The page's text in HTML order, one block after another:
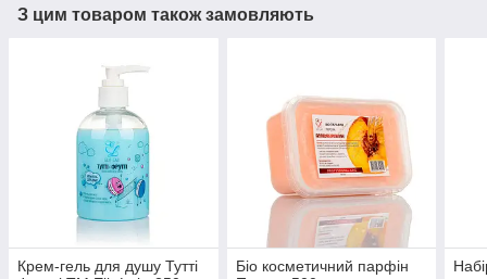
З цим товаром також замовляють
Крем-гель для душу Тутті
Біо косметичний парфін